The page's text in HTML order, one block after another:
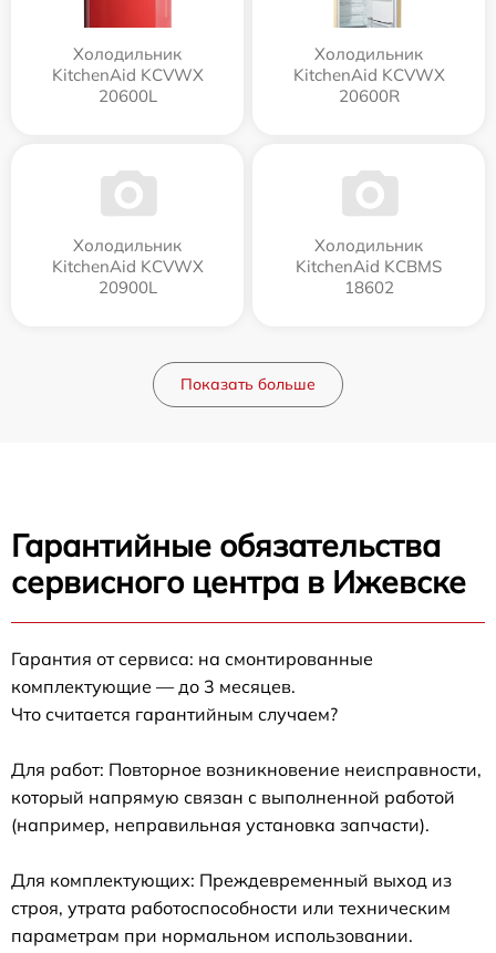
Холодильник
KitchenAid KCVWX
20600L
Холодильник
KitchenAid KCVWX
20600R
Холодильник
KitchenAid KCVWX
20900L
Холодильник
KitchenAid KCBMS
18602
Показать больше
Гарантийные обязательства
сервисного центра в Ижевске
Гарантия от сервиса: на смонтированные
комплектующие — до 3 месяцев.
Что считается гарантийным случаем?
Для работ: Повторное возникновение неисправности,
который напрямую связан с выполненной работой
(например, неправильная установка запчасти).
Для комплектующих: Преждевременный выход из
строя, утрата работоспособности или техническим
параметрам при нормальном использовании.